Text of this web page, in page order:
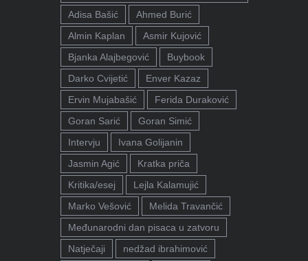
Adisa Bašić
Ahmed Burić
Almin Kaplan
Asmir Kujović
Bjanka Alajbegović
Buybook
Darko Cvijetić
Enver Kazaz
Ervin Mujabašić
Ferida Duraković
Goran Sarić
Goran Simić
Intervju
Ivana Golijanin
Jasmin Agić
Kratka priča
Kritika/esej
Lejla Kalamujić
Marko Vešović
Melida Travančić
Međunarodni dan pisaca u zatvoru
Natječaji
nedžad ibrahimović